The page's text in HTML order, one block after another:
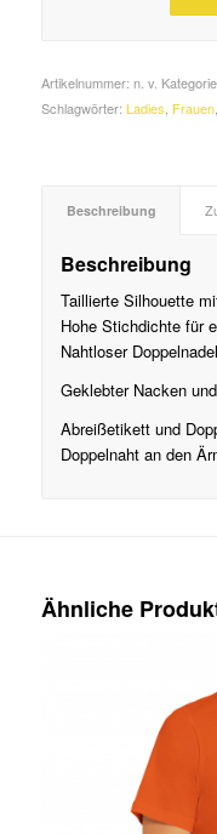
Artikelnummer: n. v.
Schlagwörter: Ladies Frauen,
Beschreibung
Beschreibung
Taillierte Silhouette
Hohe Stichdichte für
Nahtloser
Geklebter Nacken
Abreißetikett und
Doppelnaht an den
Ähnliche